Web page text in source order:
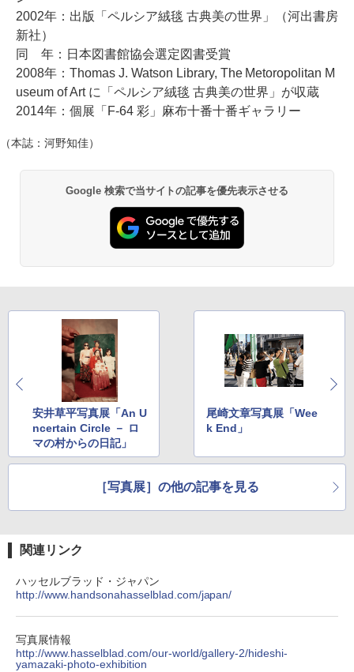
2002年：出版「ペルシア絨毯 古典美の世界」（河出書房
新社）
同 年：日本図書館協会選定図書受賞
2008年：Thomas J. Watson Library, The Metoropolitan M
useum of Art に「ペルシア絨毯 古典美の世界」が収蔵
2014年：個展「F-64 彩」麻布十番十番ギャラリー
（本誌：河野知佳）
Google 検索で当サイトの記事を優先表示させる
安井草平写真展「An U
ncertain Circle － ロ
マの村からの日記」
尾崎文章写真展「Wee
k End」
［写真展］の他の記事を見る
関連リンク
ハッセルブラッド・ジャパン
http://www.handsonahasselblad.com/japan/
写真展情報
http://www.hasselblad.com/our-world/gallery-2/hideshi-
yamazaki-photo-exhibition